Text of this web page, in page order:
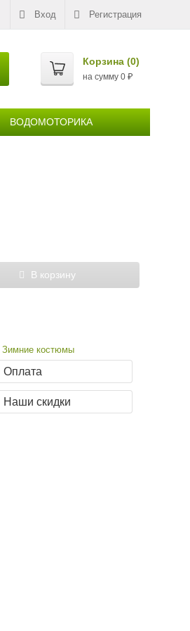
Вход Регистрация
Корзина (0)
на сумму 0 ₽
ВОДОМОТОРИКА
В корзину
Зимние костюмы
Оплата
Наши скидки